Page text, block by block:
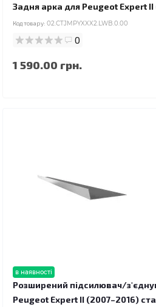
Задня арка для Peugeot Expert
Код товару: 02.CTJMPYXXX2.LWB.0.00
0
1 590.00 грн.
в наявності
Розширений підсилювач/
Peugeot Expert II (2007–2016)